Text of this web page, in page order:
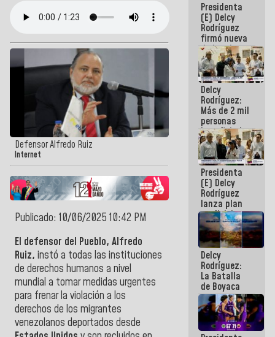
Defensor Alfredo Ruiz
Internet
Publicado: 10/06/2025 10:42 PM
El defensor del Pueblo, Alfredo
Ruiz, instó a todas las instituciones
de derechos humanos a nivel
mundial a tomar medidas urgentes
para frenar la violación a los
derechos de los migrantes
venezolanos deportados desde
Presidenta
(E) Delcy
Rodríguez
firmó nueva
de Ley de
Arrendamiento
aprobada
por la AN
Delcy
Rodríguez:
Más de 2 mil
personas
beneficiadas
con planes
para
atención de
emergencia
sísmica en
la última
semana
Presidenta
(E) Delcy
Rodríguez
lanza plan
crediticio
con subsidio
a Juntas de
Condominio
Delcy
Rodríguez:
La Batalla
de Boyaca
representa
un capítulo
decisivo en
la gesta